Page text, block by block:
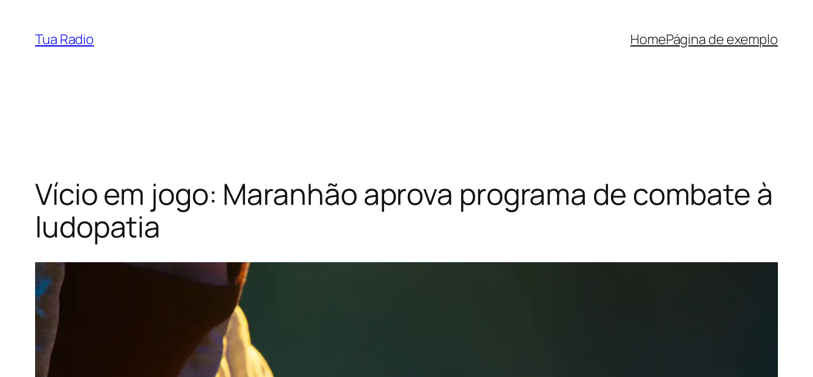
Tua Radio HomePágina de exemplo
Vício em jogo: Maranhão aprova programa de combate à
ludopatia